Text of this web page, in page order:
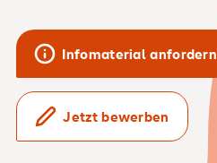
Infomaterial anfordern
Jetzt bewerben